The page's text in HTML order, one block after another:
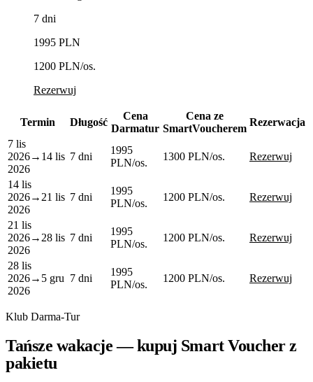
7 dni
1995 PLN
1200 PLN/os.
Rezerwuj
Termin Długość
Cena
Darmatur
Cena ze
SmartVoucherem
Rezerwacja
7 lis
2026→ 14 lis
2026
7 dni
1995
PLN/os.
1300 PLN/os. Rezerwuj
14 lis
2026→ 21 lis
2026
7 dni
1995
PLN/os.
1200 PLN/os. Rezerwuj
21 lis
2026→ 28 lis
2026
7 dni
1995
PLN/os.
1200 PLN/os. Rezerwuj
28 lis
2026→ 5 gru
2026
7 dni
1995
PLN/os.
1200 PLN/os. Rezerwuj
Klub Darma-Tur
Tańsze wakacje — kupuj Smart Voucher z
pakietu